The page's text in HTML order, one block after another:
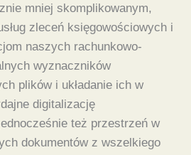
mniej skomplikowanym,
zleceń księgowościowych i
naszych rachunkowo-
wyznaczników
plików i układanie ich w
digitalizację
też przestrzeń w
dokumentów z wszelkiego